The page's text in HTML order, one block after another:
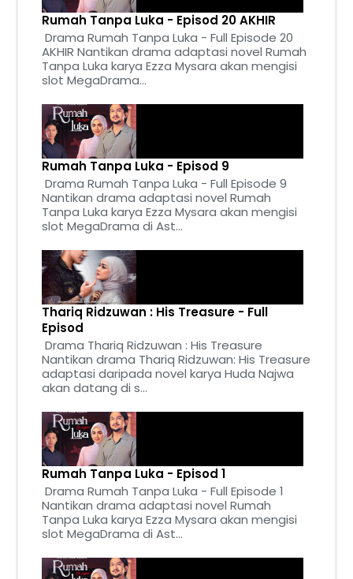
Rumah Tanpa Luka - Episod 20 AKHIR
Drama Rumah Tanpa Luka - Full Episode 20
AKHIR Nantikan drama adaptasi novel Rumah
Tanpa Luka karya Ezza Mysara akan mengisi
slot MegaDrama...
Rumah Tanpa Luka - Episod 9
Drama Rumah Tanpa Luka - Full Episode 9
Nantikan drama adaptasi novel Rumah
Tanpa Luka karya Ezza Mysara akan mengisi
slot MegaDrama di Ast...
Thariq Ridzuwan : His Treasure - Full
Episod
Drama Thariq Ridzuwan : His Treasure
Nantikan drama Thariq Ridzuwan: His Treasure
adaptasi daripada novel karya Huda Najwa
akan datang di s...
Rumah Tanpa Luka - Episod 1
Drama Rumah Tanpa Luka - Full Episode 1
Nantikan drama adaptasi novel Rumah
Tanpa Luka karya Ezza Mysara akan mengisi
slot MegaDrama di Ast...